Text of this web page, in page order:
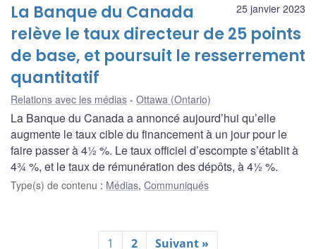
25 janvier 2023
La Banque du Canada
relève le taux directeur de 25 points
de base, et poursuit le resserrement
quantitatif
Relations avec les médias Ottawa (Ontario)
La Banque du Canada a annoncé aujourd’hui qu’elle
augmente le taux cible du financement à un jour pour le
faire passer à 4½ %. Le taux officiel d’escompte s’établit à
4¾ %, et le taux de rémunération des dépôts, à 4½ %.
Type(s) de contenu : Médias, Communiqués
1 2 Suivant »